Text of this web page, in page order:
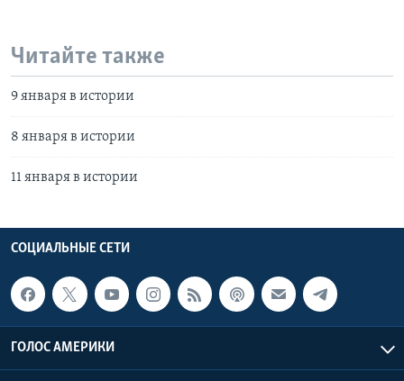
Читайте также
9 января в истории
8 января в истории
11 января в истории
СОЦИАЛЬНЫЕ СЕТИ
ГОЛОС АМЕРИКИ